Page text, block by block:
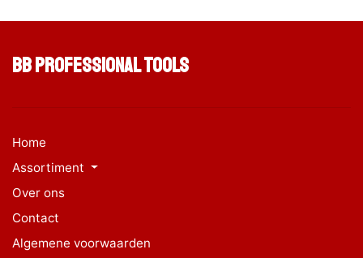
BB Professional Tools
Home
Assortiment
Over ons
Contact
Algemene voorwaarden